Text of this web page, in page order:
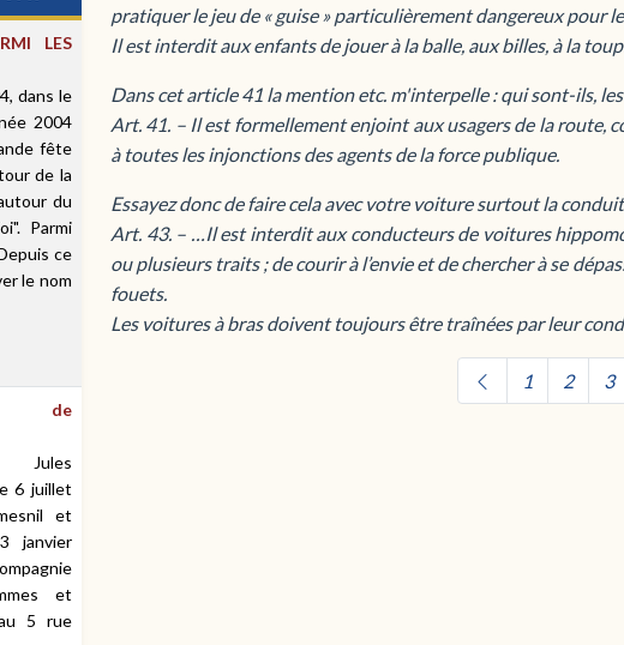
LES
dans le
2004
fête
de la
du
Parmi
ce
le nom
de
Jules
6 juillet
et
janvier
et
5 rue
pratiquer le jeu de « guise » particulièrement dangereux pour
Il est interdit aux enfants de jouer à la balle, aux billes, à la
Dans cet article 41 la mention etc. m'interpelle : qui sont-ils,
Art. 41. – Il est formellement enjoint aux usagers de la route,
à toutes les injonctions des agents de la force publique.
Essayez donc de faire cela avec votre voiture surtout la
Art. 43. – …Il est interdit aux conducteurs de voitures
ou plusieurs traits ; de courir à l’envie et de chercher à se
fouets.
Les voitures à bras doivent toujours être traînées par leur
1 2 3